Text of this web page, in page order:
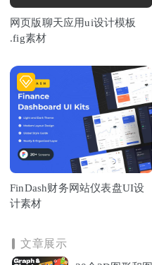
网页版聊天应用ui设计模板
.fig素材
FinDash财务网站仪表盘UI设
计素材
文章展示